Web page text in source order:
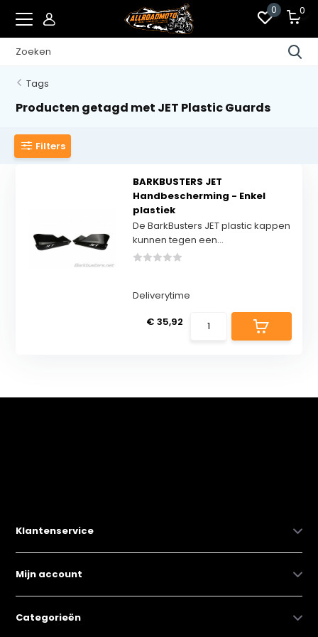
0 0
Tags
Producten getagd met JET Plastic Guards
Filters
BARKBUSTERS JET
Handbescherming - Enkel
plastiek
De BarkBusters JET plastic kappen
kunnen tegen een...
Deliverytime
€ 35,92
Klantenservice
Mijn account
Categorieën